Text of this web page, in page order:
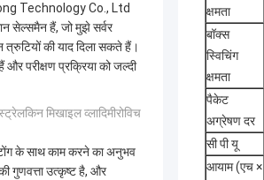
Technology Co., Ltd
सेल्समैन हैं, जो मुझे सर्वर
की याद दिला सकते हैं।
परीक्षण प्रक्रिया को जल्दी
मिखाइल व्लादिमीरोविच
के साथ काम करने का अनुभव
गुणवत्ता उत्कृष्ट है, और
क्षमता
बॉक्स
स्विचिंग
क्षमता
पैकेट
अग्रेषण दर
सी पी यू
आयाम (एच ×